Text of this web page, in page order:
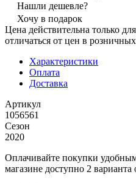
Нашли дешевле?
Хочу в подарок
Цена действительна только
отличаться от цен в
Характеристики
Оплата
Доставка
Артикул
1056561
Сезон
2020
Оплачивайте покупки
магазине доступно 2 варианта